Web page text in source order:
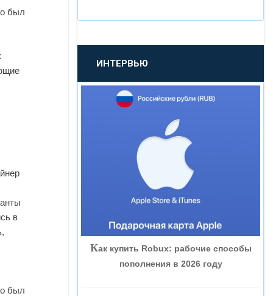
был
в
был
«ПРОМСВЯЗЬБАНК»
«НОВИКОМБАНК»
«СМП БАНК»
«ВНЕШПРОМБАНК»
«БАНК ГЛОБЭКС»
ИНТЕРВЬЮ
Как купить Robux: рабочие способы
пополнения в 2026 году